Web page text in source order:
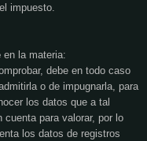
impuesto.
en la materia:
debe en todo caso
o de impugnarla, para
los datos que a tal
para valorar, por lo
los datos de registros